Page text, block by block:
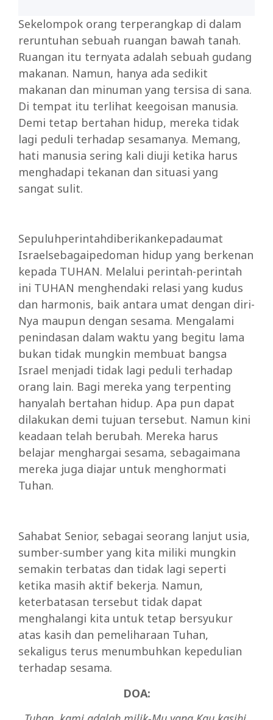
Sekelompok orang terperangkap di dalam
reruntuhan sebuah ruangan bawah tanah.
Ruangan itu ternyata adalah sebuah gudang
makanan. Namun, hanya ada sedikit
makanan dan minuman yang tersisa di sana.
Di tempat itu terlihat keegoisan manusia.
Demi tetap bertahan hidup, mereka tidak
lagi peduli terhadap sesamanya. Memang,
hati manusia sering kali diuji ketika harus
menghadapi tekanan dan situasi yang
sangat sulit.
Sepuluhperintahdiberikankepadaumat
Israelsebagaipedoman hidup yang berkenan
kepada TUHAN. Melalui perintah-perintah
ini TUHAN menghendaki relasi yang kudus
dan harmonis, baik antara umat dengan diri-
Nya maupun dengan sesama. Mengalami
penindasan dalam waktu yang begitu lama
bukan tidak mungkin membuat bangsa
Israel menjadi tidak lagi peduli terhadap
orang lain. Bagi mereka yang terpenting
hanyalah bertahan hidup. Apa pun dapat
dilakukan demi tujuan tersebut. Namun kini
keadaan telah berubah. Mereka harus
belajar menghargai sesama, sebagaimana
mereka juga diajar untuk menghormati
Tuhan.
Sahabat Senior, sebagai seorang lanjut usia,
sumber-sumber yang kita miliki mungkin
semakin terbatas dan tidak lagi seperti
ketika masih aktif bekerja. Namun,
keterbatasan tersebut tidak dapat
menghalangi kita untuk tetap bersyukur
atas kasih dan pemeliharaan Tuhan,
sekaligus terus menumbuhkan kepedulian
terhadap sesama.
DOA: